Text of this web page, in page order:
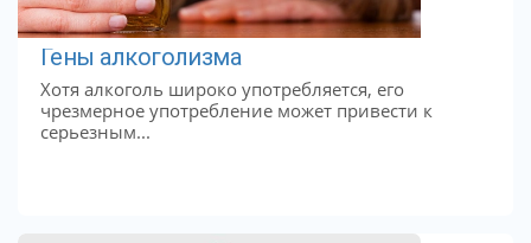
Гены алкоголизма
Хотя алкоголь широко употребляется, его
чрезмерное употребление может привести к
серьезным...